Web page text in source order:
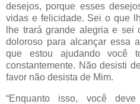
desejos, porque esses
vidas e felicidade. Sei o que
lhe trará grande alegria e
doloroso para alcançar essa
que estou ajudando você
constantemente. Não desisti
favor não desista de Mim.
“Enquanto isso, você